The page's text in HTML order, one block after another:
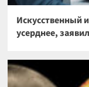
Искусственный
усерднее,